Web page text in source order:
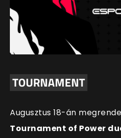
TOURNAMENT
Augusztus 18-án
Tournament of Power